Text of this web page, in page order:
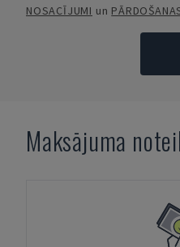
NOSACĪJUMI un
Maksājuma